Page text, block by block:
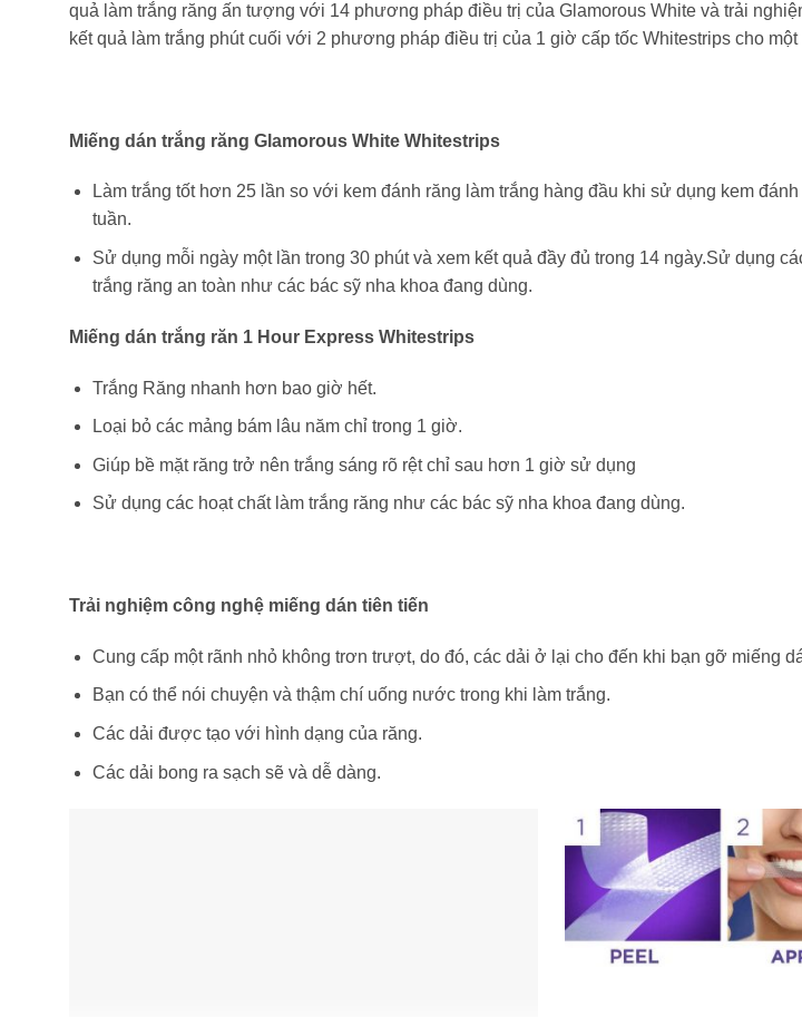
quả làm trắng răng ấn tượng với 14 phương pháp điều trị của Glamorous White và trải
kết quả làm trắng phút cuối với 2 phương pháp điều trị của 1 giờ cấp tốc Whitestrips cho
Miếng dán trắng răng Glamorous White Whitestrips
Làm trắng tốt hơn 25 lần so với kem đánh răng làm trắng hàng đầu khi sử dụng kem
tuần.
Sử dụng mỗi ngày một lần trong 30 phút và xem kết quả đầy đủ trong 14 ngày.Sử dụng
trắng răng an toàn như các bác sỹ nha khoa đang dùng.
Miếng dán trắng răn 1 Hour Express Whitestrips
Trắng Răng nhanh hơn bao giờ hết.
Loại bỏ các mảng bám lâu năm chỉ trong 1 giờ.
Giúp bề mặt răng trở nên trắng sáng rõ rệt chỉ sau hơn 1 giờ sử dụng
Sử dụng các hoạt chất làm trắng răng như các bác sỹ nha khoa đang dùng.
Trải nghiệm công nghệ miếng dán tiên tiến
Cung cấp một rãnh nhỏ không trơn trượt, do đó, các dải ở lại cho đến khi bạn gỡ miếng
Bạn có thể nói chuyện và thậm chí uống nước trong khi làm trắng.
Các dải được tạo với hình dạng của răng.
Các dải bong ra sạch sẽ và dễ dàng.